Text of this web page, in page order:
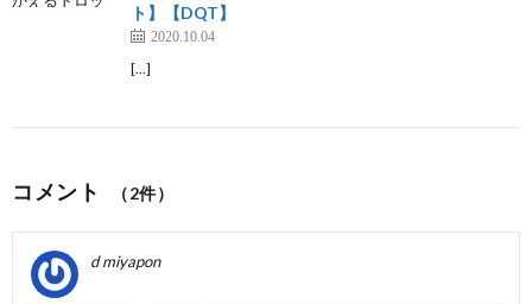
ト】【DQT】
2020.10.04
[…]
コメント （2件）
d miyapon